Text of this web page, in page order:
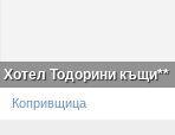
Хотел Тодорини къщи**
Копривщица